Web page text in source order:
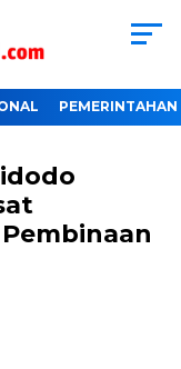
PEMERINTAHAN